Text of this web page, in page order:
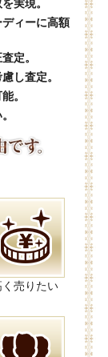
実現。
ィーに高額
定。
し査定。
。
く売りたい